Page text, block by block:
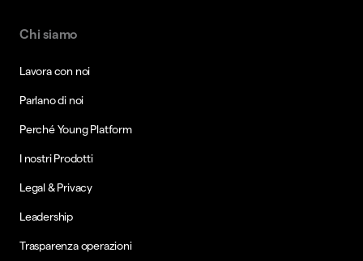
Chi siamo
Lavora con noi
Parlano di noi
Perché Young Platform
I nostri Prodotti
Legal & Privacy
Leadership
Trasparenza operazioni